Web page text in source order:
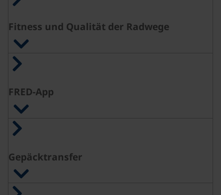
Fitness und Qualität der Radwege
FRED-App
Gepäcktransfer